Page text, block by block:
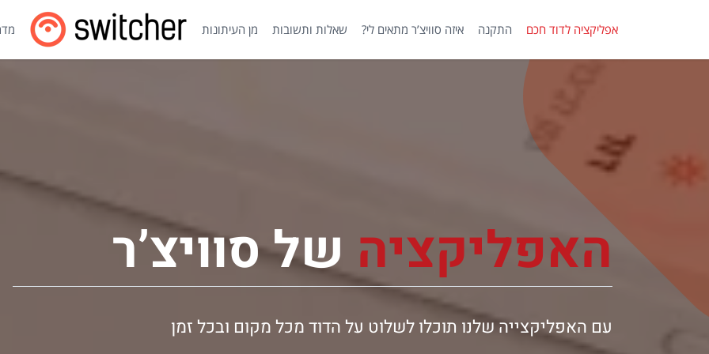
אפליקציה לדוד חכם התקנה איזה סוויצ’ר מתאים לי? שאלות ותשובות מן העיתונות
האפליקציה של סוויצ’ר
עם האפליקצייה שלנו תוכלו לשלוט על הדוד מכל מקום ובכל זמן